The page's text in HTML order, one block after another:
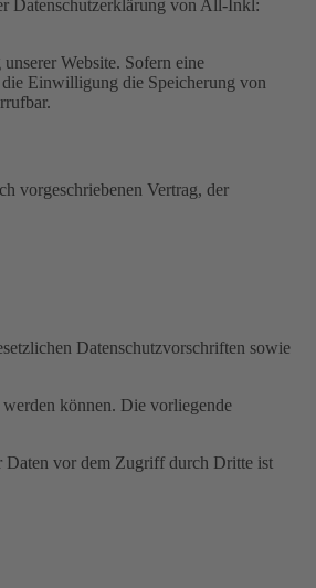
Datenschutzerklärung von All-Inkl:
Website. Sofern eine
Einwilligung die Speicherung von
vorgeschriebenen Vertrag, der
Datenschutzvorschriften sowie
werden können. Die vorliegende
Daten vor dem Zugriff durch Dritte ist